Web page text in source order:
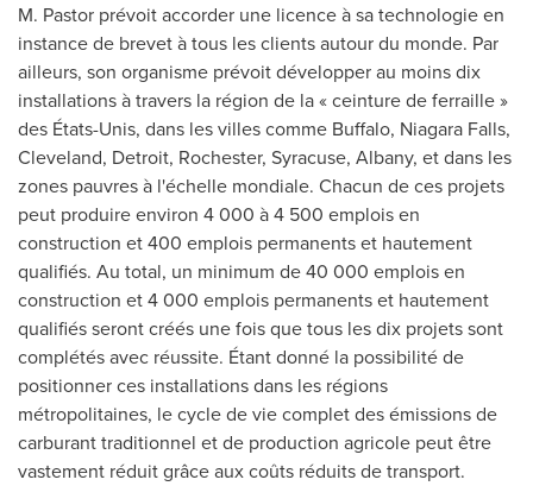
M. Pastor prévoit accorder une licence à sa technologie en
instance de brevet à tous les clients autour du monde. Par
ailleurs, son organisme prévoit développer au moins dix
installations à travers la région de la « ceinture de ferraille »
des États-Unis, dans les villes comme Buffalo, Niagara Falls,
Cleveland, Detroit, Rochester, Syracuse, Albany, et dans les
zones pauvres à l'échelle mondiale. Chacun deces projets
peut produire environ 4 000 à 4 500 emplois en
construction et 400 emplois permanents et hautement
qualifiés. Au total, un minimum de 40 000 emplois en
construction et 4 000 emplois permanents et hautement
qualifiés seront créés une fois que tous les dix projets sont
complétés avec réussite. Étant donné la possibilité de
positionner ces installations dans les régions
métropolitaines, le cycle de vie complet des émissions de
carburant traditionnel et de production agricole peut être
vastement réduit grâce aux coûts réduits de transport.